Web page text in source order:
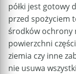
półki jest gotowy
przed spożyciem
środków ochrony
powierzchni
ziemia czy inne
nie usuwa